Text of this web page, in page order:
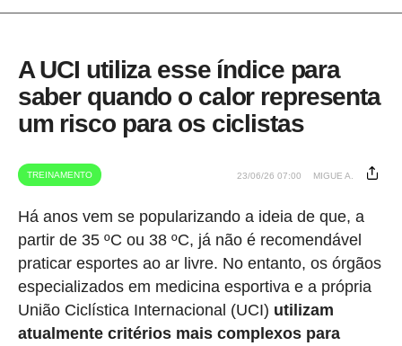
A UCI utiliza esse índice para
saber quando o calor representa
um risco para os ciclistas
TREINAMENTO 23/06/26 07:00 MIGUE A.
Há anos vem se popularizando a ideia de que, a
partir de 35 ºC ou 38 ºC, já não é recomendável
praticar esportes ao ar livre. No entanto, os órgãos
especializados em medicina esportiva e a própria
União Ciclística Internacional (UCI) utilizam
atualmente critérios mais complexos para